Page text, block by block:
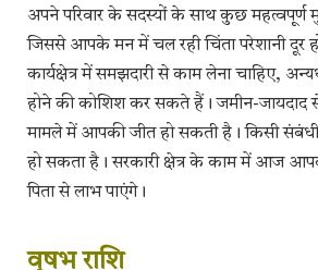
अपने परिवार के सदस्यों के साथ कुछ महत्वपूर्ण
जिससे आपके मन में चल रही चिंता परेशानी दूर
कार्यक्षेत्र में समझदारी से काम लेना चाहिए,
होने की कोशिश कर सकते हैं। जमीन-जायदाद
मामले में आपकी जीत हो सकती है। किसी संबंधी
हो सकता है। सरकारी क्षेत्र के काम में आज
पिता से लाभ पाएंगे।
​वृषभ राशि